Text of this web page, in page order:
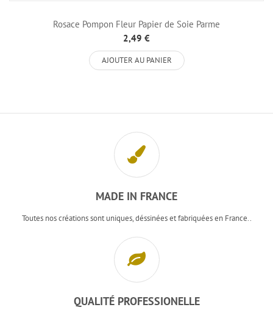
Rosace Pompon Fleur Papier de Soie Parme
2,49 €
AJOUTER AU PANIER
MADE IN FRANCE
Toutes nos créations sont uniques, déssinées et fabriquées en France..
QUALITÉ PROFESSIONELLE